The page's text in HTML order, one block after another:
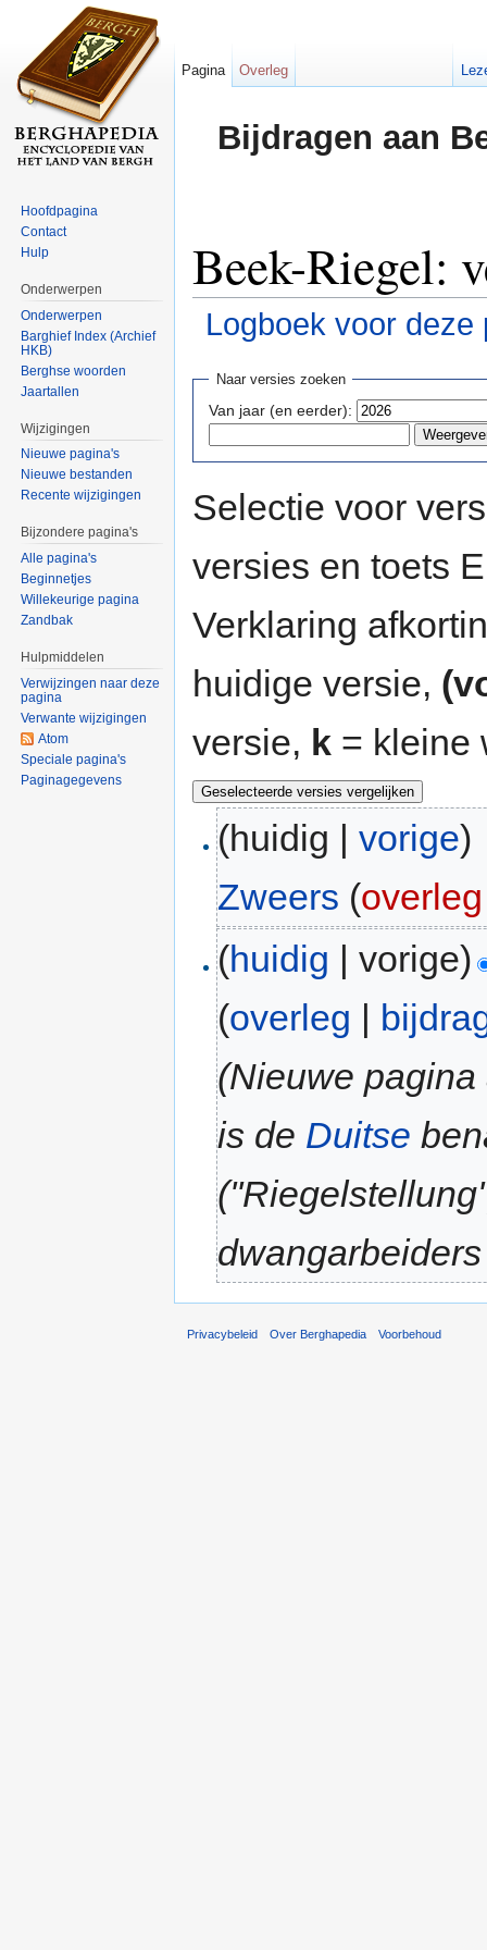
Bijdragen aan
Beek-Riegel:
Logboek voor deze
Naar versies zoeken
Van jaar (en eerder):
Selectie voor
versies en toets
Verklaring
huidige versie,
versie, k = kleine
(huidig |vorige)
Zweers (overleg
(huidig | vorige)
(overleg
(Nieuwe
is de Duitse
Pagina Overleg
Hoofdpagina
Contact
Hulp
Onderwerpen
Onderwerpen
Barghief Index (Archief
HKB)
Berghse woorden
Jaartallen
Wijzigingen
Nieuwe pagina's
Nieuwe bestanden
Recente wijzigingen
Bijzondere pagina's
Alle pagina's
Beginnetjes
Willekeurige pagina
Zandbak
Hulpmiddelen
Verwijzingen naar deze
pagina
Verwante wijzigingen
Atom
Speciale pagina's
Paginagegevens
Privacybeleid Over Berghapedia Voorbehoud